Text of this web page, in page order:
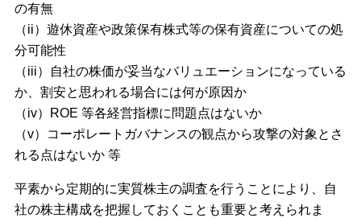
の有無
（ii）遊休資産や政策保有株式等の保有資産についての処
分可能性
（iii）自社の株価が妥当なバリュエーションになっている
か、割安と思われる場合には何が原因か
（iv）ROE 等各経営指標に問題点はないか
（v）コーポレートガバナンスの観点から攻撃の対象とさ
れる点はないか 等
平素から定期的に実質株主の調査を行うことにより、自
社の株主構成を把握しておくことも重要と考えられま